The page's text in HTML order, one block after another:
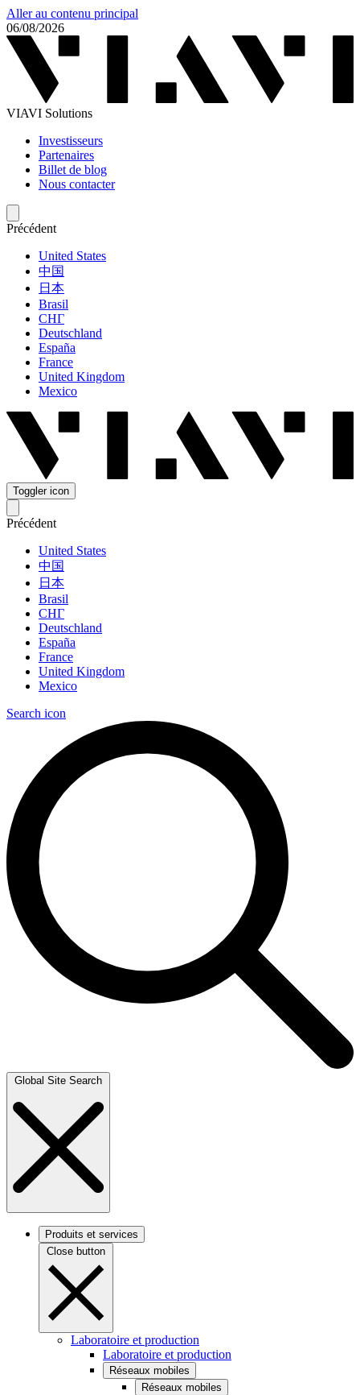
Aller au contenu principal
06/08/2026
VIAVI Solutions
Investisseurs
Partenaires
Billet de blog
Nous contacter
Précédent
United States
中国
日本
Brasil
СНГ
Deutschland
España
France
United Kingdom
Mexico
Toggler icon
Précédent
United States
中国
日本
Brasil
СНГ
Deutschland
España
France
United Kingdom
Mexico
Search icon
Global Site Search
Produits et services
Close button
Laboratoire et production
Laboratoire et production
Réseaux mobiles
Réseaux mobiles